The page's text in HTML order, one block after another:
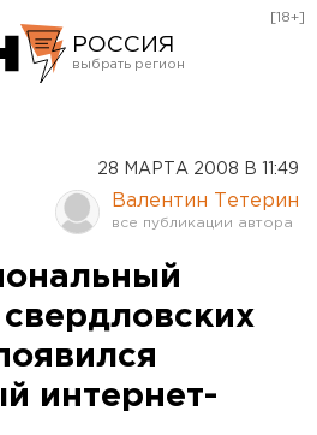
РОССИЯ
Курган
Оренбург
[18+]
28 МАРТА 2008 В 11:49
Валентин Тетерин
интернет-